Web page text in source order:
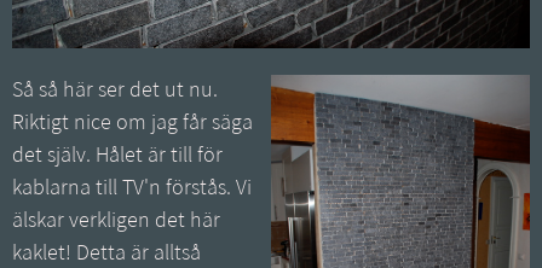
Så så här ser det ut nu.
Riktigt nice om jag får säga
det själv. Hålet är till för
kablarna till TV'n förstås. Vi
älskar verkligen det här
kaklet! Detta är alltså